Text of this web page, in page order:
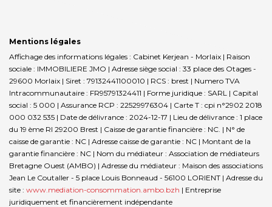
Mentions légales
Affichage des informations légales : Cabinet Kerjean - Morlaix | Raison
sociale : IMMOBILIERE JMO | Adresse siège social : 33 place des Otages -
29600 Morlaix | Siret : 79132441100010 | RCS : brest | Numero TVA
Intracommunautaire : FR95791324411 | Forme juridique : SARL | Capital
social : 5 000 | Assurance RCP : 22529976304 | Carte T : cpi n°2902 2018
000 032 535 | Date de délivrance : 2024-12-17 | Lieu de délivrance : 1 place
du 19 ème RI 29200 Brest | Caisse de garantie financière : NC. | N° de
caisse de garantie : NC | Adresse caisse de garantie : NC | Montant de la
garantie financière : NC | Nom du médiateur : Association de médiateurs
Bretagne Ouest (AMBO) | Adresse du médiateur : Maison des associations
Jean Le Coutaller - 5 place Louis Bonneaud - 56100 LORIENT | Adresse du
site : www.mediation-consommation.ambo.bzh | Entreprise
juridiquement et financièrement indépendante